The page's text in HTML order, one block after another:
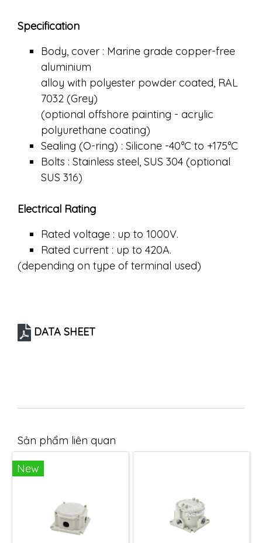
Specification
Body, cover : Marine grade copper-free
aluminium
alloy with polyester powder coated, RAL
7032 (Grey)
(optional offshore painting - acrylic
polyurethane coating)
Sealing (O-ring) : Silicone -40°C to +175°C
Bolts : Stainless steel, SUS 304 (optional
SUS 316)
Electrical Rating
Rated voltage : up to 1000V.
Rated current : up to 420A.
(depending on type of terminal used)
DATA SHEET
Sản phẩm liên quan
New